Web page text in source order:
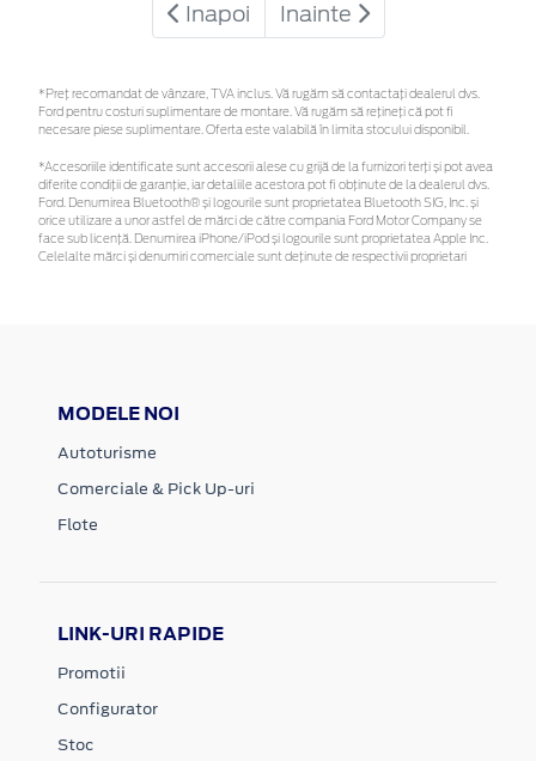
Inapoi Inainte
*Preţ recomandat de vânzare, TVA inclus. Vă rugăm să contactaţi dealerul dvs.
Ford pentru costuri suplimentare de montare. Vă rugăm să rețineți că pot fi
necesare piese suplimentare. Oferta este valabilă în limita stocului disponibil.
*Accesoriile identificate sunt accesorii alese cu grijă de la furnizori terți și pot avea
diferite condiții de garanție, iar detaliile acestora pot fi obținute de la dealerul dvs.
Ford. Denumirea Bluetooth® și logourile sunt proprietatea Bluetooth SIG, Inc. și
orice utilizare a unor astfel de mărci de către compania Ford Motor Company se
face sub licență. Denumirea iPhone/iPod și logourile sunt proprietatea Apple Inc.
Celelalte mărci și denumiri comerciale sunt deținute de respectivii proprietari
MODELE NOI
Autoturisme
Comerciale & Pick Up-uri
Flote
LINK-URI RAPIDE
Promotii
Configurator
Stoc